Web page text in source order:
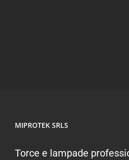
MIPROTEK SRLS
Torce e lampade